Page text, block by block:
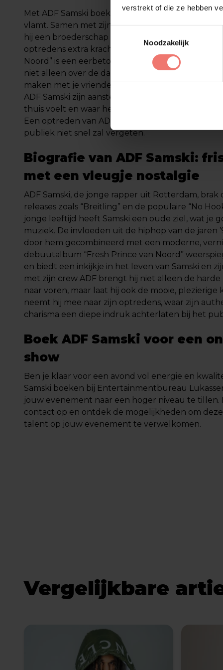
verstrekt of die ze hebben
Noodzakelijk
Met ADF Samski boeken kies je voor een avond
vlamt. Samen met zijn team ADF, wat staat voor
hij een broederschap op het podium die zowel
optredens extra kracht geven. Zijn debuutalbum
Noord” is een eerbetoon aan het leven in de
niet alleen over de dagelijkse struggles gaan,
maken met je vrienden. De positieve energie en
ADF Samski zijn aanstekelijk; hij creëert een sfeer
thuis voelt en waar het publiek actief deel
Een optreden van ADF Samski is dus een unieke
publiek niet snel zal vergeten.
Biografie van ADF Samski:
met een vleugje nostalgie
ADF Samski, de jonge rapper uit Rotterdam, brak
releases zoals “Breitling” en de populaire “No
jonge leeftijd heeft Samski een oude ziel, wat je
muziek. De invloeden uit de hiphop van de jaren
door hem gecombineerd met een moderne,
debuutalbum “Fresh Prince van Noord”
en biedt een inkijkje in het leven van Samski en
met zijn crew ADF brengt hij niet alleen de harde
naar voren, maar laat hij ook de mooie, plezierige
neemt hij mee naar zijn optredens, waar zijn
charisma een diepe indruk achterlaten bij het
Boek ADF Samski voor een
show
Ben je klaar voor een avond vol energie en
Samski boeken bij Entertainmentbureau
jouw evenement naar een hoger niveau te tillen.
contact op en ontdek de mogelijkheden om
talent op jouw evenement te verwelkomen.
Vergelijkbare